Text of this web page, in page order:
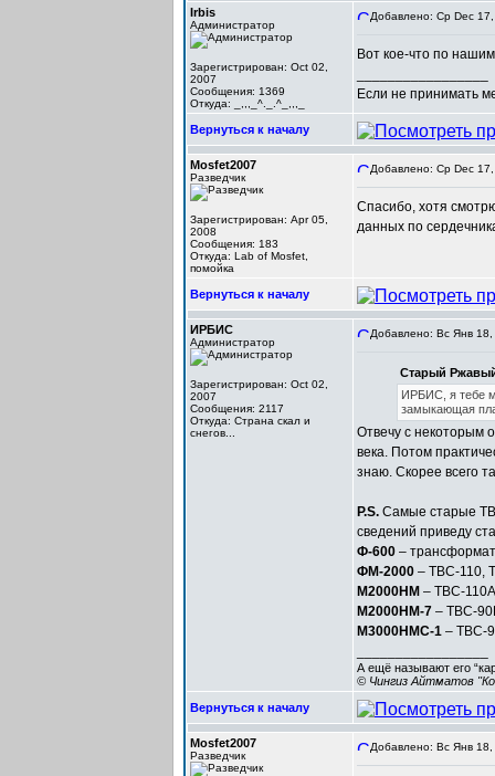
Irbis
Администратор
Зарегистрирован: Oct 02,
2007
Сообщения: 1369
Откуда: _,,,_^._.^_,,,_
Добавлено: Ср Dec
Вот кое-что по
Если не принимать
Вернуться к началу
Mosfet2007
Разведчик
Зарегистрирован: Apr 05,
2008
Сообщения: 183
Откуда: Lab of Mosfet,
помойка
Добавлено: Ср Dec
Спасибо, хотя
данных по
Вернуться к началу
ИРБИС
Администратор
Зарегистрирован: Oct 02,
2007
Сообщения: 2117
Откуда: Cтрана скал и
снегов...
Добавлено: Вс Янв
Старый
ИРБИС, я тебе
замыкающая
Отвечу с некоторым
века. Потом
знаю. Скорее всего
P.S. Самые старые
сведений приведу
Ф-600 –
ФМ-2000 – ТВС-110,
М2000НМ – ТВС-
М2000НМ-7 – ТВС-
М3000НМС-1 – ТВС-
А ещё называют его
© Чингиз Айтматов
Вернуться к началу
Mosfet2007
Разведчик
Добавлено: Вс Янв